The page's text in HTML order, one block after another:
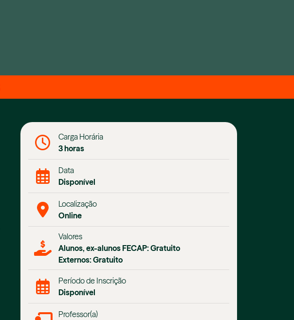
Carga Horária
3 horas
Data
Disponível
Localização
Online
Valores
Alunos, ex-alunos FECAP: Gratuito
Externos: Gratuito
Período de Inscrição
Disponível
Professor(a)